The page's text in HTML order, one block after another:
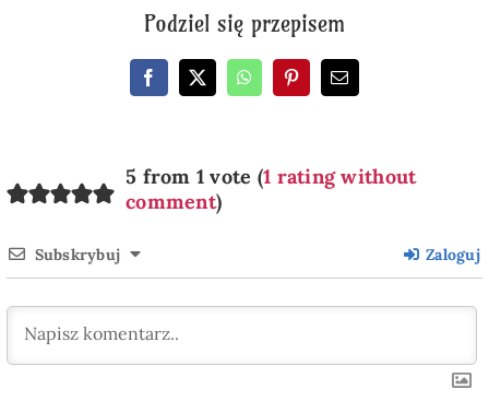
Podziel się przepisem
5 from 1 vote (1 rating without
comment)
Subskrybuj Zaloguj